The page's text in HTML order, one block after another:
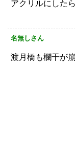
アクリルにしたら
名無しさん
渡月橋も欄干が